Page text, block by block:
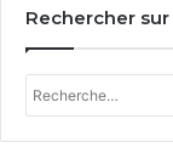
Rechercher